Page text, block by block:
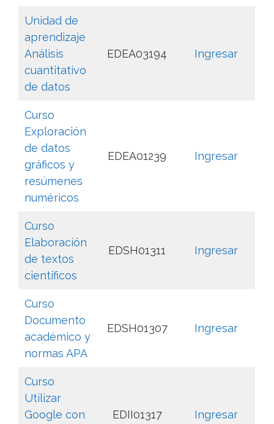
Unidad de
aprendizaje
Análisis
cuantitativo
de datos
EDEA03194 Ingresar
Curso
Exploración
de datos
gráficos y
resúmenes
numéricos
EDEA01239 Ingresar
Curso
Elaboración
de textos
científicos
EDSH01311 Ingresar
Curso
Documento
académico y
normas APA
EDSH01307 Ingresar
Curso
Utilizar
Google con
EDII01317 Ingresar